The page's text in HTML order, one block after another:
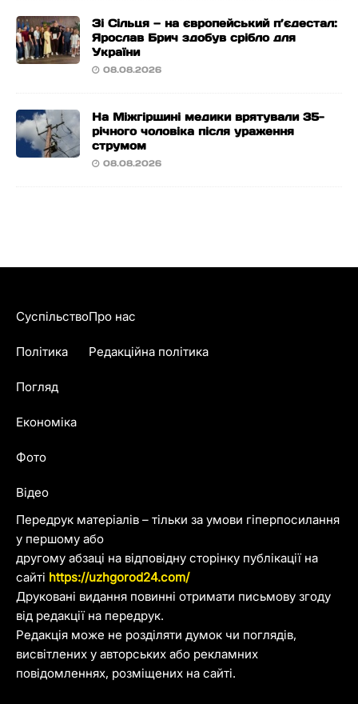
Зі Сільця — на європейський п’єдестал:
Ярослав Брич здобув срібло для
України
08.08.2026
На Міжгірщині медики врятували 35-
річного чоловіка після ураження
струмом
08.08.2026
Передрук матеріалів – тільки за умови гіперпосилання
у першому або
другому абзаці на відповідну сторінку публікації на
сайті https://uzhgorod24.com/
Друковані видання повинні отримати письмову згоду
від редакції на передрук.
Редакція може не розділяти думок чи поглядів,
висвітлених у авторських або рекламних
повідомленнях, розміщених на сайті.
Суспільство
Політика
Погляд
Економіка
Фото
Відео
Про нас
Редакційна політика